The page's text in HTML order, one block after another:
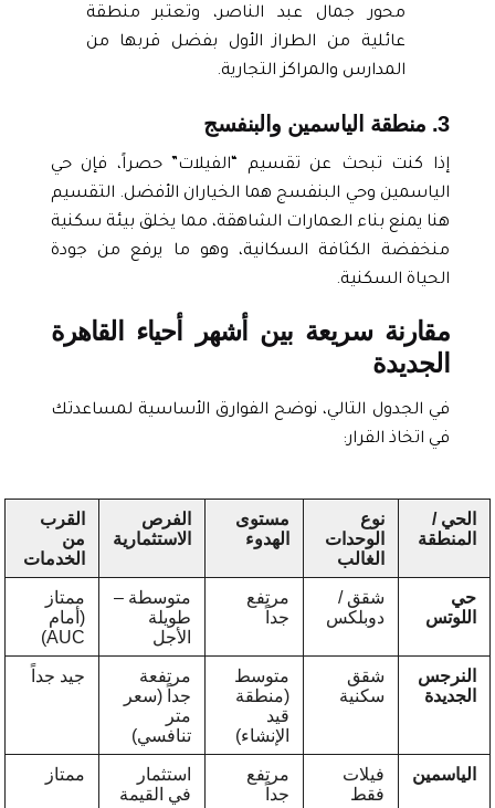
محور جمال عبد الناصر، وتعتبر منطقة
عائلية من الطراز الأول بفضل قربها من
المدارس والمراكز التجارية.
إذا كنت تبحث عن تقسيم “الفيلات” حصراً، فإن حي
الياسمين وحي البنفسج هما الخياران الأفضل. التقسيم
هنا يمنع بناء العمارات الشاهقة، مما يخلق بيئة سكنية
منخفضة الكثافة السكانية، وهو ما يرفع من جودة
الحياة السكنية.
مقارنة سريعة بين أشهر أحياء القاهرة
الجديدة
في الجدول التالي، نوضح الفوارق الأساسية لمساعدتك
في اتخاذ القرار:
/
الوحدات
الغالب
مستوى
الهدوء
الفرص
الاستثمارية
القرب
من
الخدمات
شقق /
دوبلكس
مرتفع
متوسطة –
طويلة
الأجل
ممتاز
(أمام
AUC)
شقق
سكنية
متوسط
(منطقة
الإنشاء)
مرتفعة
جداً (سعر
تنافسي)
جيد جداً
فيلات
مرتفع
استثمار
في القيمة
ممتاز